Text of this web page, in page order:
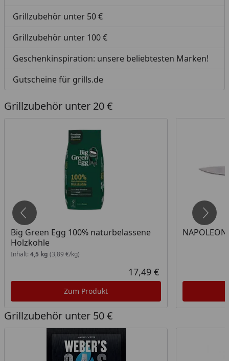
Grillzubehör unter 50 €
Grillzubehör unter 100 €
Geschenkinspiration: unsere beliebtesten Marken!
Gutscheine für grills.de
Grillzubehör unter 20 €
Big Green Egg 100% naturbelassene
Holzkohle
Inhalt: 4,5 kg (3,89 €/kg)
Aktueller Preis
17,49 €
Zum Produkt
Grillzubehör unter 50 €